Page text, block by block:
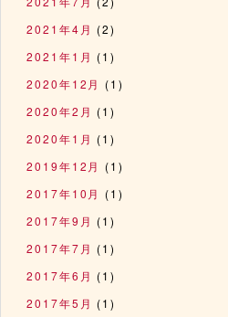
2021年4月 (2)
2021年1月 (1)
2020年12月 (1)
2020年2月 (1)
2020年1月 (1)
2019年12月 (1)
2017年10月 (1)
2017年9月 (1)
2017年7月 (1)
2017年6月 (1)
2017年5月 (1)